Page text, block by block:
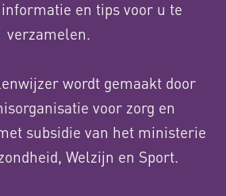
en tips voor u te
verzamelen.
wordt gemaakt door
voor zorg en
subsidie van het ministerie
Welzijn en Sport.